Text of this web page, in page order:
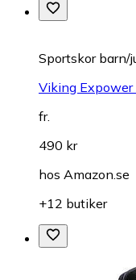
Sportskor barn/
Viking Expower
fr.
490 kr
hos Amazon.se
+12 butiker